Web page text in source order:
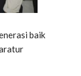
baik